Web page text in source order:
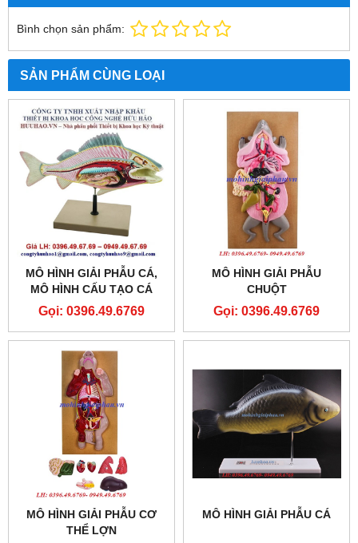
Bình chọn sản phẩm:
SẢN PHẨM CÙNG LOẠI
MÔ HÌNH GIẢI PHẪU CÁ,
MÔ HÌNH CẤU TẠO CÁ
Gọi: 0396.49.6769
MÔ HÌNH GIẢI PHẪU
CHUỘT
Gọi: 0396.49.6769
MÔ HÌNH GIẢI PHẪU CƠ
THỂ LỢN
MÔ HÌNH GIẢI PHẪU CÁ